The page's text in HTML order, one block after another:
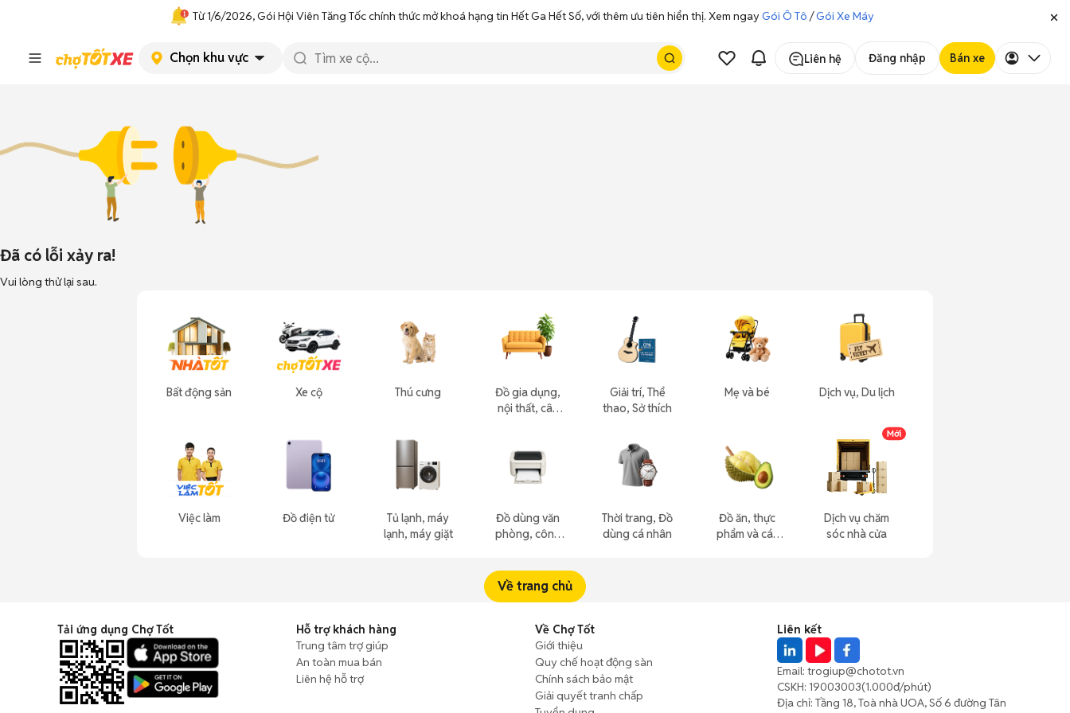
Từ 1/6/2026, Gói Hội Viên Tăng Tốc chính thức mở khoá hạng tin Hết Ga Hết Số, với thêm ưu tiên hiển thị. Xem ngayGói Ô Tô /Gói Xe Máy
Chọn khu vực Liên hệ Đăng nhập Bán xe
Đã có lỗi xảy ra!
Vui lòng thử lại sau.
Bất động sản
Việc làm
Xe cộ
Đồ điện tử
Thú cưng
Tủ lạnh, máy
lạnh, máy giặt
Đồ gia dụng,
nội thất, cây
Đồ dùng văn
phòng, công
Giải trí, Thể
thao, Sở thích
Thời trang, Đồ
dùng cá nhân
Mẹ và bé
Đồ ăn, thực
phẩm và các
Dịch vụ, Du lịch
Dịch vụ chăm
sóc nhà cửa
Về trang chủ
Tải ứng dụng Chợ Tốt
Hỗ trợ khách hàng
Trung tâm trợ giúp
An toàn mua bán
Liên hệ hỗ trợ
Về Chợ Tốt
Giới thiệu
Quy chế hoạt động sàn
Chính sách bảo mật
Giải quyết tranh chấp
Liên kết
Email: trogiup@chotot.vn
CSKH: 19003003(1.000đ/phút)
Địa chỉ: Tầng 18, Toà nhà UOA, Số 6 đường Tân